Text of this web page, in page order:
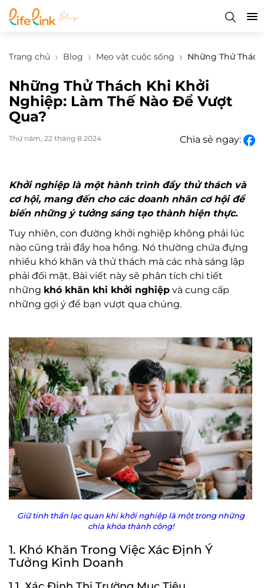
Trang chủ Blog Mẹo vặt cuộc sống Những Thử
Những Thử Thách Khi Khởi
Nghiệp: Làm Thế Nào Để Vượt
Qua?
Thứ năm, 22 tháng 8 2024 Chia sẻ ngay:
Khởi nghiệp là một hành trình đầy thử thách và
cơ hội, mang đến cho các doanh nhân cơ hội để
biến những ý tưởng sáng tạo thành hiện thực.
Tuy nhiên, con đường khởi nghiệp không phải lúc
nào cũng trải đầy hoa hồng. Nó thường chứa đựng
nhiều khó khăn và thử thách mà các nhà sáng lập
phải đối mặt. Bài viết này sẽ phân tích chi tiết
những khó khăn khi khởi nghiệp và cung cấp
những gợi ý để bạn vượt qua chúng.
Giữ tinh thần lạc quan khi khởi nghiệp là một trong những
chìa khóa thành công!
1. Khó Khăn Trong Việc Xác Định Ý
Tưởng Kinh Doanh